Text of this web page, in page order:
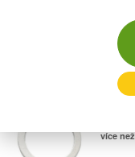
více
16
více